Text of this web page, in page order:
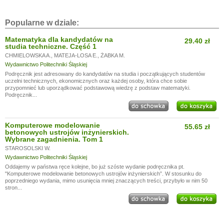
Popularne w dziale:
Matematyka dla kandydatów na
studia techniczne. Część 1
CHMIELOWSKA A. MATEJA-LOSA E.
ŻABKA M.
Wydawnictwo Politechniki Śląskiej
29.40 zł
Podręcznik jest adresowany do kandydatów na studia i początkujących studentów
uczelni technicznych, ekonomicznych oraz każdej osoby, która chce sobie
przypomnieć lub uporządkować podstawową wiedzę z podstaw matematyki.
Podręcznik...
Komputerowe modelowanie
betonowych ustrojów inżynierskich.
Wybrane zagadnienia. Tom 1
STAROSOLSKI W.
Wydawnictwo Politechniki Śląskiej
55.65 zł
Oddajemy w państwa ręce kolejne, bo już szóste wydanie podręcznika pt.
"Komputerowe modelowanie betonowych ustrojów inżynierskich”. W stosunku do
poprzedniego wydania, mimo usunięcia mniej znaczących treści, przybyło w nim 50
stron...